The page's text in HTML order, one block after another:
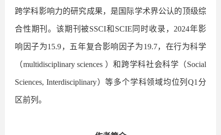
跨学科影响力的研究成果，是国际学术界公认的顶级综
合性期刊。该期刊被SSCI和SCIE同时收录，2024年影
响因子为15.9，五年复合影响因子为19.7，在行为科学
（multidisciplinary sciences ）和跨学科社会科学（Social
Sciences, Interdisciplinary）等多个学科领域均位列Q1分
区前列。